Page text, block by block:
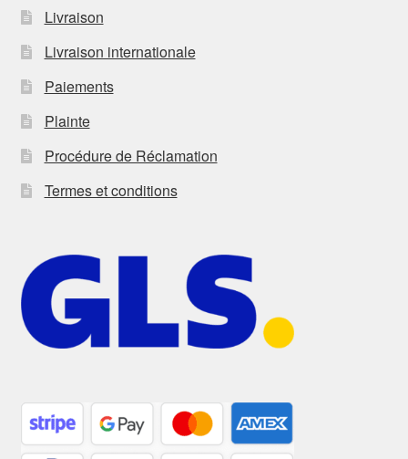
Livraison
Livraison internationale
Paiements
Plainte
Procédure de Réclamation
Termes et conditions